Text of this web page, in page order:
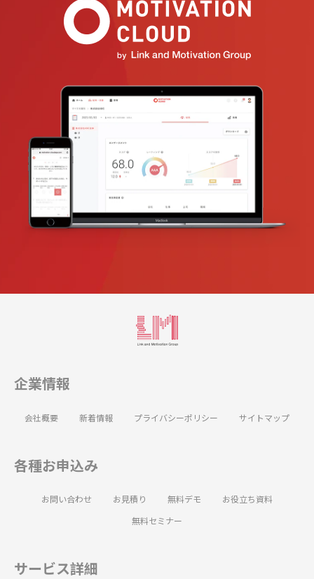
企業情報
会社概要 新着情報 プライバシーポリシー サイトマップ
各種お申込み
お問い合わせ お見積り 無料デモ
お役立ち資料
無料セミナー
サービス詳細